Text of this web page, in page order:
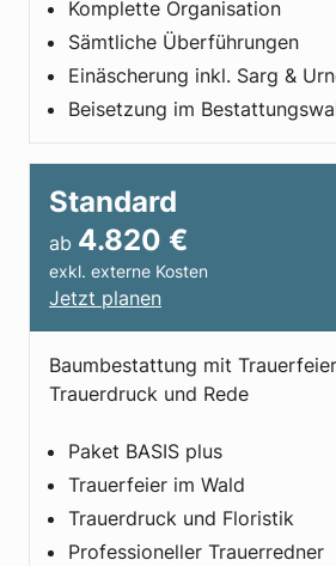
Komplette Organisation
Sämtliche Überführungen
Einäscherung inkl. Sarg &
Beisetzung im
Standard
ab 4.820 €
exkl. externe Kosten
Jetzt planen
Baumbestattung mit
Trauerdruck und Rede
Paket BASIS plus
Trauerfeier im Wald
Trauerdruck und Floristik​
Professioneller Trauer­redner